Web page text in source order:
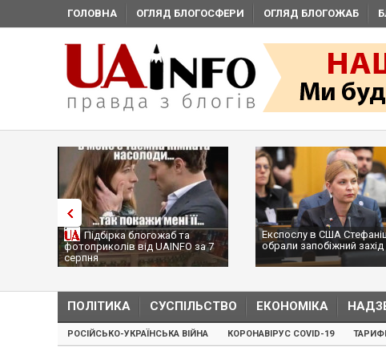
ГОЛОВНА ОГЛЯД БЛОГОСФЕРИ ОГЛЯД БЛОГОЖАБ
Підбірка блогожаб та
фотоприколів від UAINFO за 7
серпня
Експослу в США
обрали запобіжний захід
ПОЛІТИКА СУСПІЛЬСТВО ЕКОНОМІКА
РОСІЙСЬКО-УКРАЇНСЬКА ВІЙНА КОРОНАВІРУС COVID-19